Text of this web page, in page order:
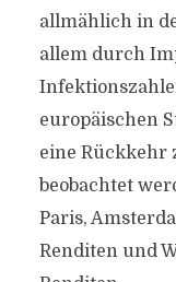
allmählich in
allem durch
europäischen
eine Rückkehr
beobachtet
Paris,
Renditen und